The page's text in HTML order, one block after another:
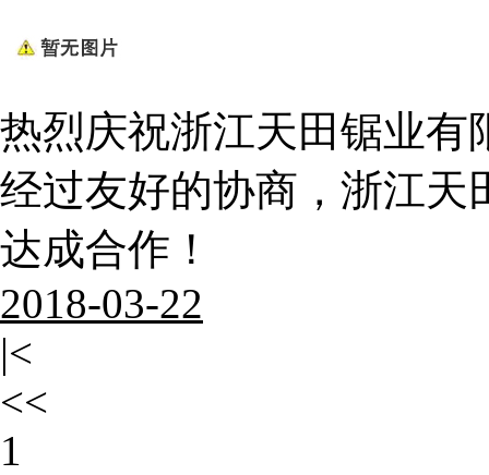
热烈庆祝浙江天田锯业有
经过友好的协商，浙江天
达成合作！
2018-03-22
|<
<<
1